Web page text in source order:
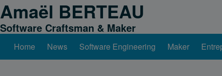
Skip to header
Skip to main navigation
Skip to main content
Skip to footer
Amaël BERTEAU
Software Craftsman & Maker
Main navigation
Home News Software Engineering Maker